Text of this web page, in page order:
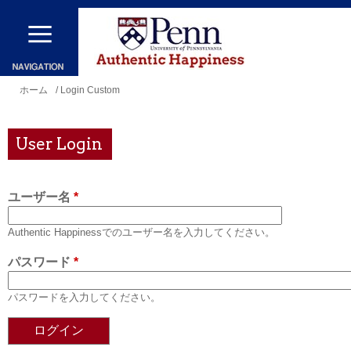
メ
ン
コ
ン
に
移
現
地
ホーム / Login Custom
User Login
ユーザー名 *
Authentic Happinessでのユーザー名を入力してください。
パスワード *
パスワードを入力してください。